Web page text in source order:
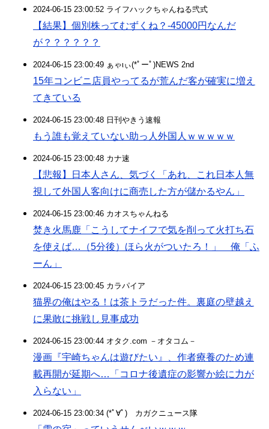
2024-06-15 23:00:52 ライフハックちゃんねる弐式
【結果】個別株ってむずくね？-45000円なんだ
が？？？？？？
2024-06-15 23:00:49 ぁゃιぃ(*ﾟーﾟ)NEWS 2nd
15年コンビニ店員やってるが荒んだ客が確実に増え
てきている
2024-06-15 23:00:48 日刊やきう速報
もう誰も覚えていない助っ人外国人ｗｗｗｗｗ
2024-06-15 23:00:48 カナ速
【悲報】日本人さん、気づく「あれ、これ日本人無
視して外国人客向けに商売した方が儲かるやん」
2024-06-15 23:00:46 カオスちゃんねる
焚き火馬鹿「こうしてナイフで気を削って火打ち石
を使えば…（5分後）ほら火がついたろ！」 俺「ふ
ーん」
2024-06-15 23:00:45 カラパイア
猫界の俺はやる！は茶トラだった件。裏庭の壁越え
に果敢に挑戦し見事成功
2024-06-15 23:00:44 オタク.com －オタコム－
漫画『宇崎ちゃんは遊びたい』、作者療養のため連
載再開が延期へ…「コロナ後遺症の影響か絵に力が
入らない」
2024-06-15 23:00:34 (*ﾟ∀ﾟ)ゞカガクニュース隊